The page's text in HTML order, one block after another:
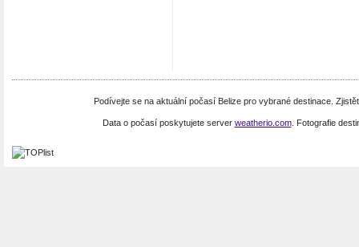
Podívejte se na aktuální počasí Belize pro vybrané destinace.
Data o počasí poskytujete server weatherio.com. Fotografie